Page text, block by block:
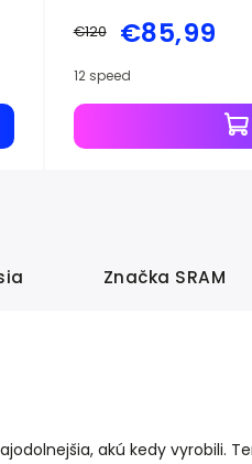
€120 €85,99
12 speed
Značka SRAM
akú kedy vyrobili.